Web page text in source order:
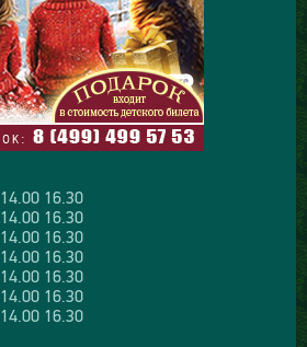
16.30
16.30
16.30
16.30
16.30
16.30
16.30